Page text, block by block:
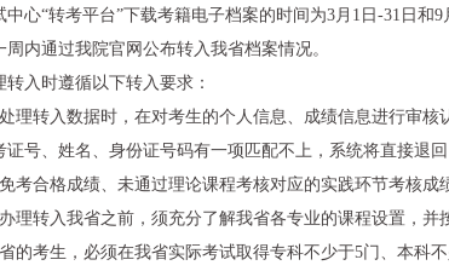
中心“转考平台”下载考籍电子档案的时间为3月1日-31日
内通过我院官网公布转入我省档案情况。
转入时遵循以下转入要求：
理转入数据时，在对考生的个人信息、成绩信息进行审
证号、姓名、身份证号码有一项匹配不上，系统将直接退
考合格成绩、未通过理论课程考核对应的实践环节考核成
理转入我省之前，须充分了解我省各专业的课程设置，并
的考生，必须在我省实际考试取得专科不少于5门、本科